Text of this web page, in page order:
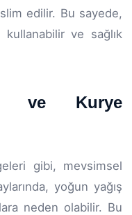
edilir. Bu sayede,
kullanabilir ve sağlık
ve Kurye
gibi, mevsimsel
yoğun yağış
neden olabilir. Bu